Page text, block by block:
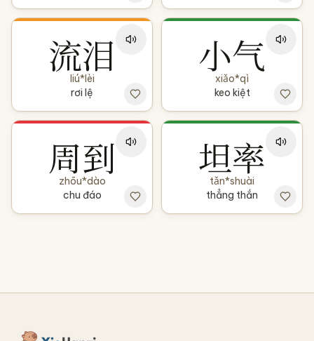
流泪
liú*lèi
rơi lệ
小气
xiǎo*qì
keo kiệt
周到
zhōu*dào
chu đáo
坦率
tǎn*shuài
thẳng thắn